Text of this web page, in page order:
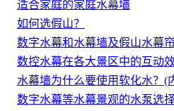
适合家庭的家庭水幕墙
如何选假山？
数字水幕和水幕墙及假山水幕
数控水幕在各大景区中的互动
水幕墙为什么要使用软化水？(
数字水幕等水幕景观的水泵选